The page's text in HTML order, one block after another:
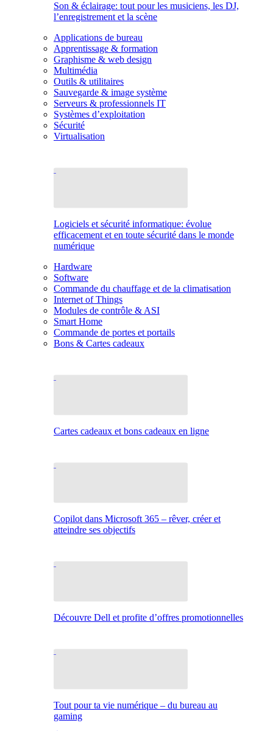
Son & éclairage: tout pour les musiciens, les DJ,
l’enregistrement et la scène
Applications de bureau
Apprentissage & formation
Graphisme & web design
Multimédia
Outils & utilitaires
Sauvegarde & image système
Serveurs & professionnels IT
Systèmes d’exploitation
Sécurité
Virtualisation
Logiciels et sécurité informatique: évolue
efficacement et en toute sécurité dans le monde
numérique
Hardware
Software
Commande du chauffage et de la climatisation
Internet of Things
Modules de contrôle & ASI
Smart Home
Commande de portes et portails
Bons & Cartes cadeaux
Cartes cadeaux et bons cadeaux en ligne
Copilot dans Microsoft 365 – rêver, créer et
atteindre ses objectifs
Découvre Dell et profite d’offres promotionnelles
Tout pour ta vie numérique – du bureau au
gaming